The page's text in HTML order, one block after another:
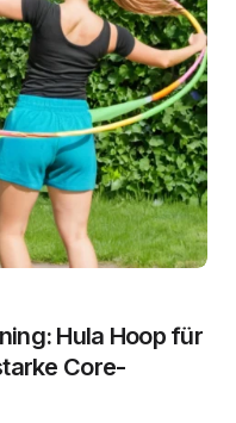
Hula Hoop für
Core-